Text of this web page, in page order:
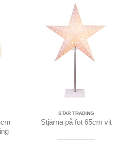
STAR TRADING
Stjärna på fot 65cm vit